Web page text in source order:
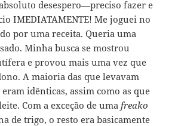
desespero—preciso fazer e
IMEDIATAMENTE! Me joguei no
por uma receita. Queria uma
Minha busca se mostrou
e provou mais uma vez que
A maioria das que levavam
idênticas, assim como as que
Com a exceção de uma freako
de trigo, o resto era basicamente